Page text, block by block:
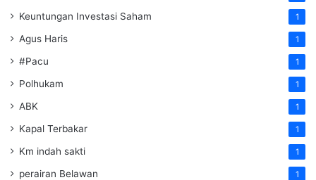
Keuntungan Investasi Saham 1
Agus Haris 1
#Pacu 1
Polhukam 1
ABK 1
Kapal Terbakar 1
Km indah sakti 1
perairan Belawan 1